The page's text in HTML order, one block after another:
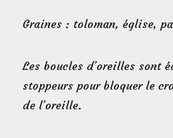
Graines : toloman, église,
Les boucles d’oreilles sont
stoppeurs pour bloquer le
de l’oreille.